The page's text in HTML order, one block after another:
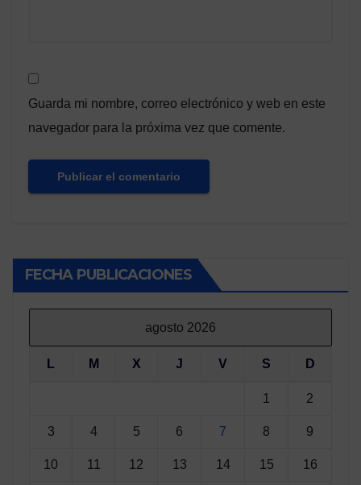
Guarda mi nombre, correo electrónico y web en este
navegador para la próxima vez que comente.
FECHA PUBLICACIONES
agosto 2026
L M X J V S D
1 2
3 4 5 6 7 8 9
10 11 12 13 14 15 16